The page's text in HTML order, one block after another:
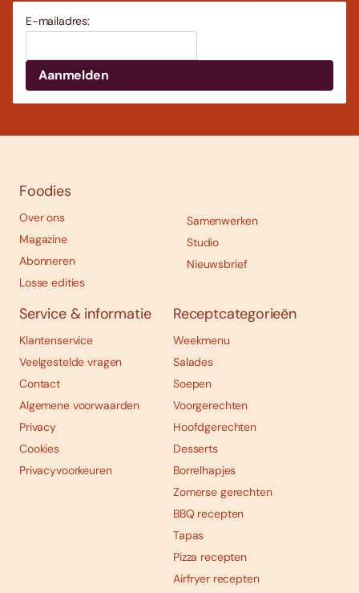
E-mailadres:
Foodies
Over ons
Magazine
Abonneren
Losse edities
Samenwerken
Studio
Nieuwsbrief
Service & informatie
Klantenservice
Veelgestelde vragen
Contact
Algemene voorwaarden
Privacy
Cookies
Privacyvoorkeuren
Receptcategorieën
Weekmenu
Salades
Soepen
Voorgerechten
Hoofdgerechten
Desserts
Borrelhapjes
Zomerse gerechten
BBQ recepten
Tapas
Pizza recepten
Airfryer recepten